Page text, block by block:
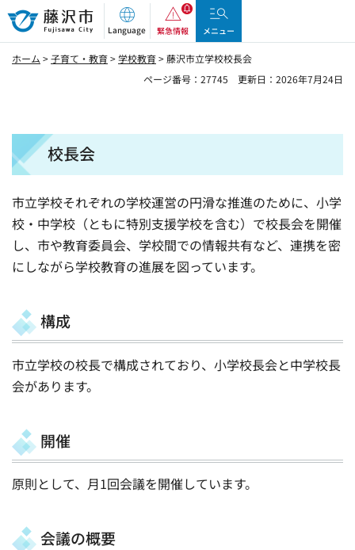
藤沢市
Language 緊急情報 メニュー
ホーム >子育て・教育>学校教育> 藤沢市立学校校長会
ページ番号：27745
更新日：2026年7月24日
校長会
市立学校それぞれの学校運営の円滑な推進のために、小学
校・中学校（ともに特別支援学校を含む）で校長会を開催
し、市や教育委員会、学校間での情報共有など、連携を密
にしながら学校教育の進展を図っています。
構成
市立学校の校長で構成されており、小学校長会と中学校長
会があります。
開催
原則として、月1回会議を開催しています。
会議の概要